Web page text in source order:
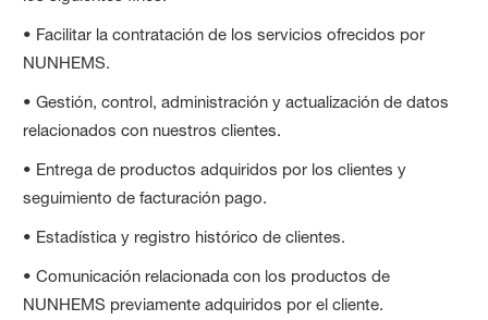
• Facilitar la contratación de los servicios ofrecidos por
NUNHEMS.
• Gestión, control, administración y actualización de datos
relacionados con nuestros clientes.
• Entrega de productos adquiridos por los clientes y
seguimiento de facturación pago.
• Estadística y registro histórico de clientes.
• Comunicación relacionada con los productos de
NUNHEMS previamente adquiridos por el cliente.